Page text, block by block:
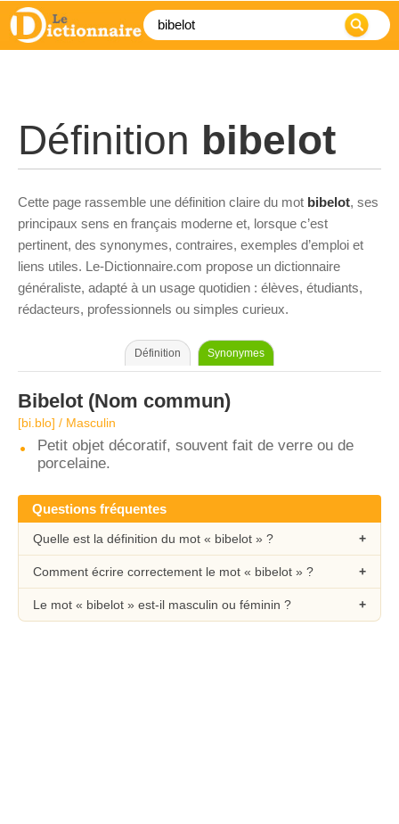
Définition bibelot
Cette page rassemble une définition claire du mot bibelot, ses
principaux sens en français moderne et, lorsque c’est
pertinent, des synonymes, contraires, exemples d’emploi et
liens utiles. Le-Dictionnaire.com propose un dictionnaire
généraliste, adapté à un usage quotidien : élèves, étudiants,
rédacteurs, professionnels ou simples curieux.
Définition Synonymes
Bibelot (Nom commun)
[bi.blo] / Masculin
Petit objet décoratif, souvent fait de verre ou de
porcelaine.
Questions fréquentes
Quelle est la définition du mot « bibelot » ?
Comment écrire correctement le mot « bibelot » ?
Le mot « bibelot » est-il masculin ou féminin ?